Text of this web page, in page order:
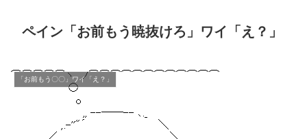
ペイン「お前もう暁抜けろ」ワイ「え？」
「お前もう〇〇」ワイ「え？」